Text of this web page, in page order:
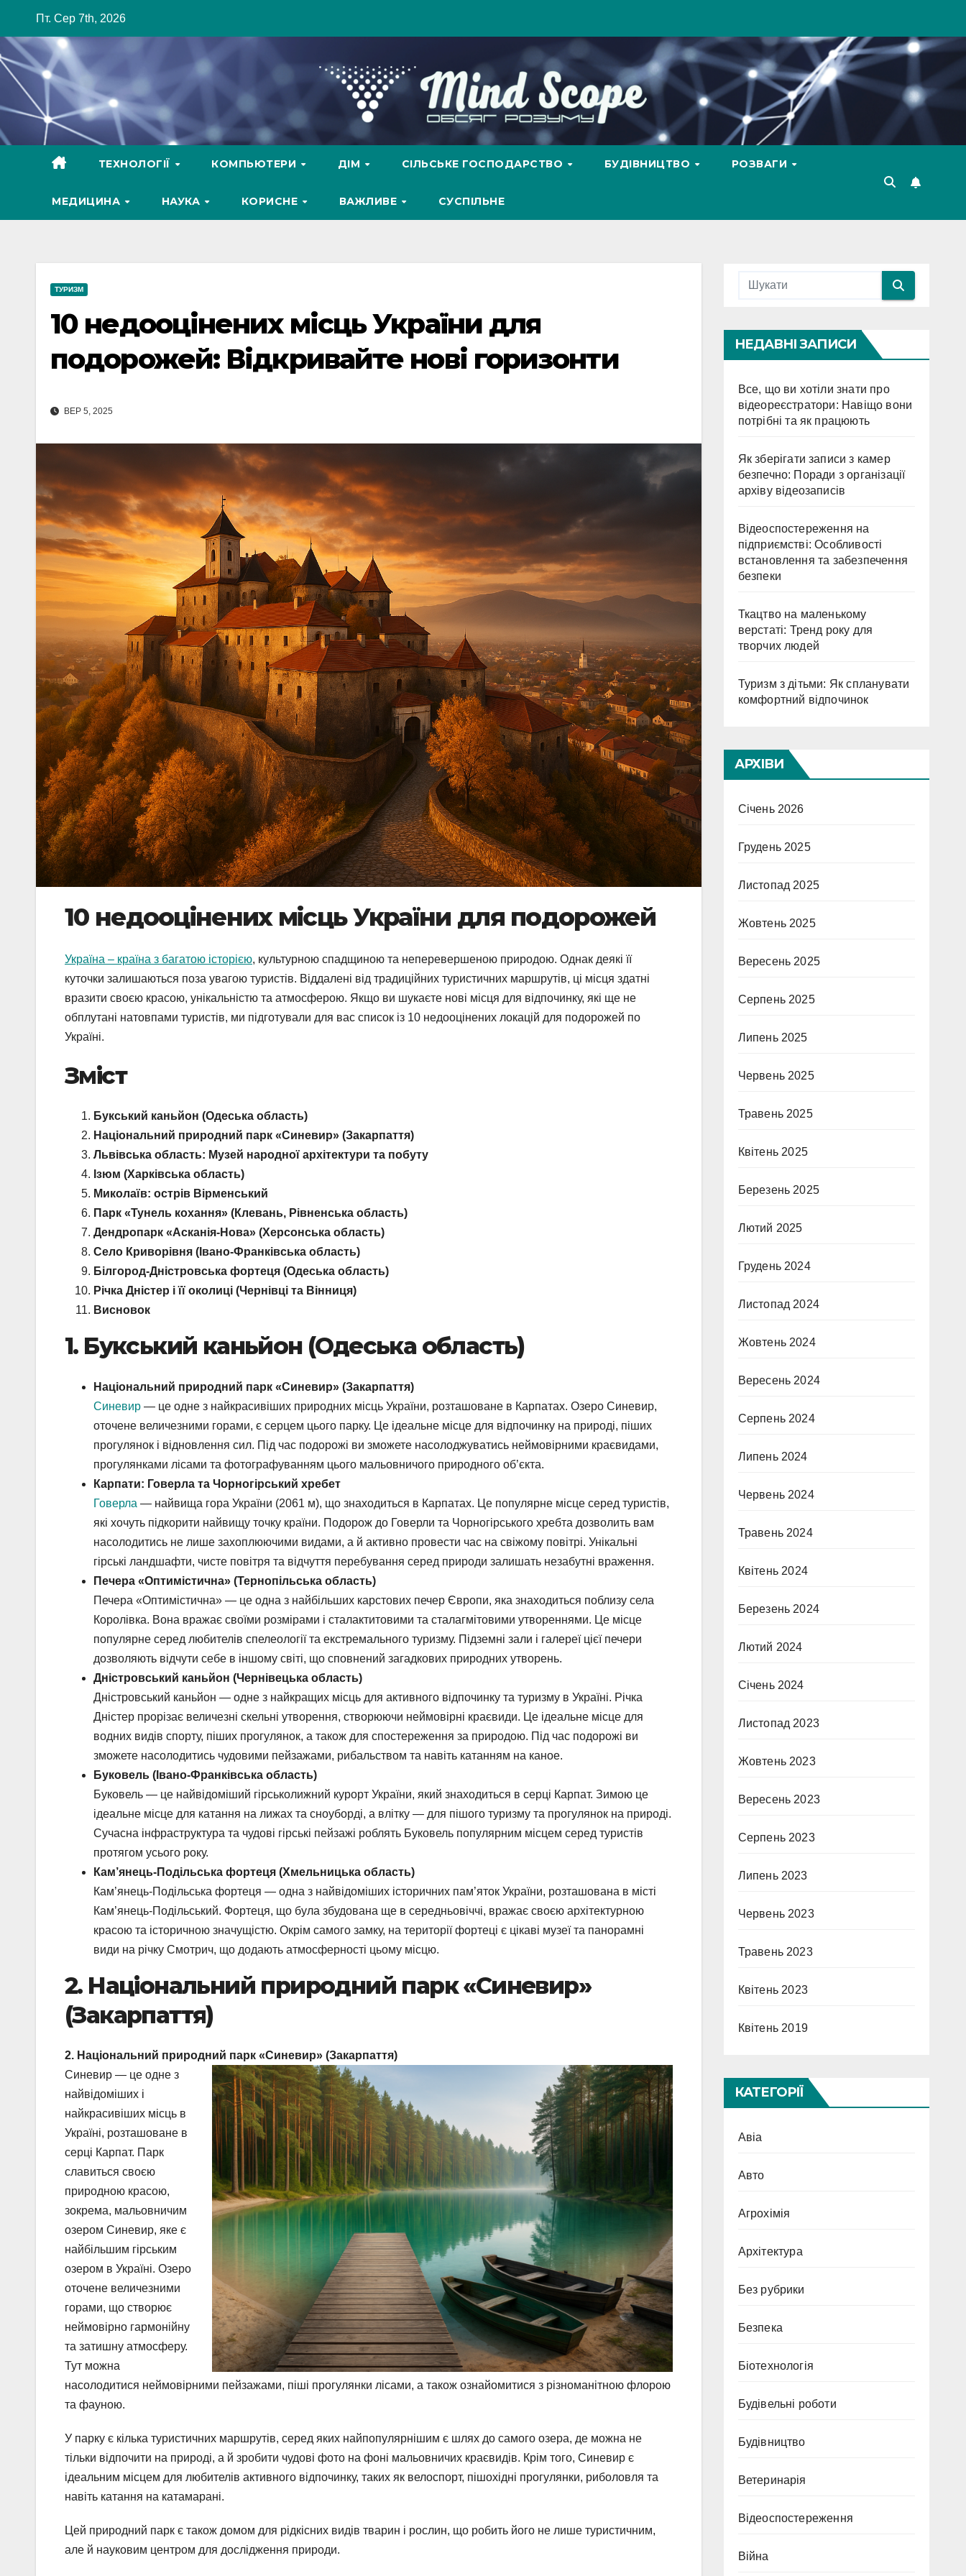
content
Пт. Сер 7th, 2026
ТЕХНОЛОГІЇ КОМПЬЮТЕРИ ДІМ СІЛЬСЬКЕ ГОСПОДАРСТВО БУДІВНИЦТВО РОЗВАГИ
МЕДИЦИНА НАУКА КОРИСНЕ ВАЖЛИВЕ СУСПІЛЬНЕ
ТУРИЗМ
10 недооцінених місць України для
подорожей: Відкривайте нові горизонти
ВЕР 5, 2025
10 недооцінених місць України для подорожей
Україна – країна з багатою історією, культурною спадщиною та неперевершеною природою. Однак деякі її
куточки залишаються поза увагою туристів. Віддалені від традиційних туристичних маршрутів, ці місця здатні
вразити своєю красою, унікальністю та атмосферою. Якщо ви шукаєте нові місця для відпочинку, які ще не
обплутані натовпами туристів, ми підготували для вас список із 10 недооцінених локацій для подорожей по
Україні.
Зміст
Букський каньйон (Одеська область)
Національний природний парк «Синевир» (Закарпаття)
Львівська область: Музей народної архітектури та побуту
Ізюм (Харківська область)
Миколаїв: острів Вірменський
Парк «Тунель кохання» (Клевань, Рівненська область)
Дендропарк «Асканія-Нова» (Херсонська область)
Село Криворівня (Івано-Франківська область)
Білгород-Дністровська фортеця (Одеська область)
Річка Дністер і її околиці (Чернівці та Вінниця)
Висновок
1. Букський каньйон (Одеська область)
Національний природний парк «Синевир» (Закарпаття)
Синевир — це одне з найкрасивіших природних місць України, розташоване в Карпатах. Озеро Синевир,
оточене величезними горами, є серцем цього парку. Це ідеальне місце для відпочинку на природі, піших
прогулянок і відновлення сил. Під час подорожі ви зможете насолоджуватись неймовірними краєвидами,
прогулянками лісами та фотографуванням цього мальовничого природного об’єкта.
Карпати: Говерла та Чорногірський хребет
Говерла — найвища гора України (2061 м), що знаходиться в Карпатах. Це популярне місце серед туристів,
які хочуть підкорити найвищу точку країни. Подорож до Говерли та Чорногірського хребта дозволить вам
насолодитись не лише захоплюючими видами, а й активно провести час на свіжому повітрі. Унікальні
гірські ландшафти, чисте повітря та відчуття перебування серед природи залишать незабутні враження.
Печера «Оптимістична» (Тернопільська область)
Печера «Оптимістична» — це одна з найбільших карстових печер Європи, яка знаходиться поблизу села
Королівка. Вона вражає своїми розмірами і сталактитовими та сталагмітовими утвореннями. Це місце
популярне серед любителів спелеології та екстремального туризму. Підземні зали і галереї цієї печери
дозволяють відчути себе в іншому світі, що сповнений загадкових природних утворень.
Дністровський каньйон (Чернівецька область)
Дністровський каньйон — одне з найкращих місць для активного відпочинку та туризму в Україні. Річка
Дністер прорізає величезні скельні утворення, створюючи неймовірні краєвиди. Це ідеальне місце для
водних видів спорту, піших прогулянок, а також для спостереження за природою. Під час подорожі ви
зможете насолодитись чудовими пейзажами, рибальством та навіть катанням на каное.
Буковель (Івано-Франківська область)
Буковель — це найвідоміший гірськолижний курорт України, який знаходиться в серці Карпат. Зимою це
ідеальне місце для катання на лижах та сноуборді, а влітку — для пішого туризму та прогулянок на природі.
Сучасна інфраструктура та чудові гірські пейзажі роблять Буковель популярним місцем серед туристів
протягом усього року.
Кам’янець-Подільська фортеця (Хмельницька область)
Кам’янець-Подільська фортеця — одна з найвідоміших історичних пам’яток України, розташована в місті
Кам’янець-Подільський. Фортеця, що була збудована ще в середньовіччі, вражає своєю архітектурною
красою та історичною значущістю. Окрім самого замку, на території фортеці є цікаві музеї та панорамні
види на річку Смотрич, що додають атмосферності цьому місцю.
2. Національний природний парк «Синевир»
(Закарпаття)
2. Національний природний парк «Синевир» (Закарпаття)
Синевир — це одне з
найвідоміших і
найкрасивіших місць в
Україні, розташоване в
серці Карпат. Парк
славиться своєю
природною красою,
зокрема, мальовничим
озером Синевир, яке є
найбільшим гірським
озером в Україні. Озеро
оточене величезними
горами, що створює
неймовірно гармонійну
та затишну атмосферу.
Тут можна
насолодитися неймовірними пейзажами, піші прогулянки лісами, а також ознайомитися з різноманітною флорою
та фауною.
У парку є кілька туристичних маршрутів, серед яких найпопулярнішим є шлях до самого озера, де можна не
тільки відпочити на природі, а й зробити чудові фото на фоні мальовничих краєвидів. Крім того, Синевир є
ідеальним місцем для любителів активного відпочинку, таких як велоспорт, пішохідні прогулянки, риболовля та
навіть катання на катамарані.
Цей природний парк є також домом для рідкісних видів тварин і рослин, що робить його не лише туристичним,
але й науковим центром для дослідження природи.
НЕДАВНІ ЗАПИСИ
Все, що ви хотіли знати про
відеореєстратори: Навіщо вони
потрібні та як працюють
Як зберігати записи з камер
безпечно: Поради з організації
архіву відеозаписів
Відеоспостереження на
підприємстві: Особливості
встановлення та забезпечення
безпеки
Ткацтво на маленькому
верстаті: Тренд року для
творчих людей
Туризм з дітьми: Як спланувати
комфортний відпочинок
АРХІВИ
Січень 2026
Грудень 2025
Листопад 2025
Жовтень 2025
Вересень 2025
Серпень 2025
Липень 2025
Червень 2025
Травень 2025
Квітень 2025
Березень 2025
Лютий 2025
Грудень 2024
Листопад 2024
Жовтень 2024
Вересень 2024
Серпень 2024
Липень 2024
Червень 2024
Травень 2024
Квітень 2024
Березень 2024
Лютий 2024
Січень 2024
Листопад 2023
Жовтень 2023
Вересень 2023
Серпень 2023
Липень 2023
Червень 2023
Травень 2023
Квітень 2023
Квітень 2019
КАТЕГОРІЇ
Авіа
Авто
Агрохімія
Архітектура
Без рубрики
Безпека
Біотехнологія
Будівельні роботи
Будівництво
Ветеринарія
Відеоспостереження
Війна